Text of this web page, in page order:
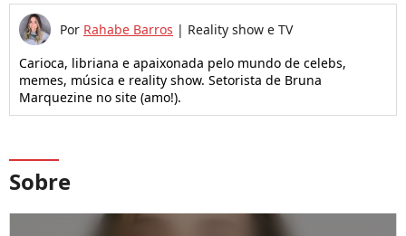
Por Rahabe Barros | Reality show e TV
Carioca, libriana e apaixonada pelo mundo de celebs,
memes, música e reality show. Setorista de Bruna
Marquezine no site (amo!).
Sobre